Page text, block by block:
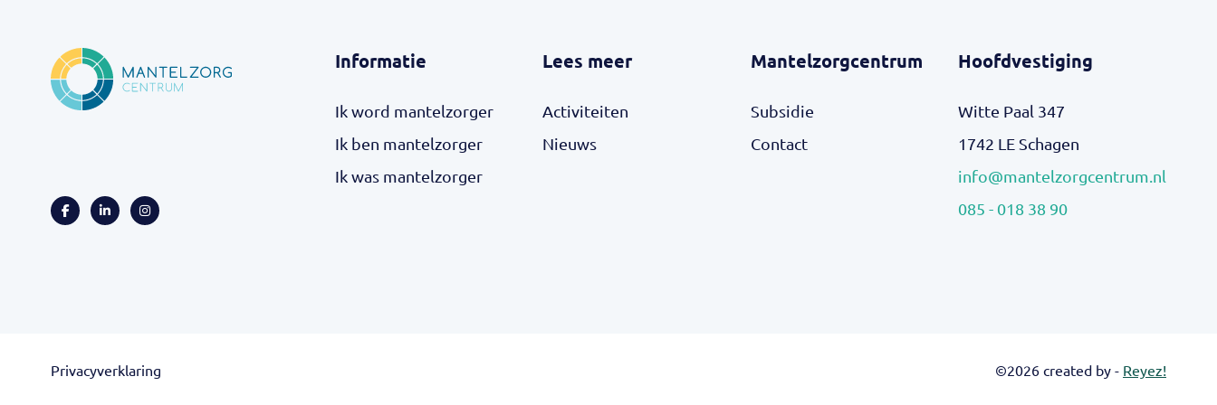
Informatie
Ik word mantelzorger
Ik ben mantelzorger
Ik was mantelzorger
Lees meer
Activiteiten
Nieuws
Mantelzorgcentrum
Subsidie
Contact
Hoofdvestiging
Witte Paal 347
1742 LE Schagen
info@mantelzorgcentrum.nl
085 - 018 38 90
Privacyverklaring ©2026 created by - Reyez!